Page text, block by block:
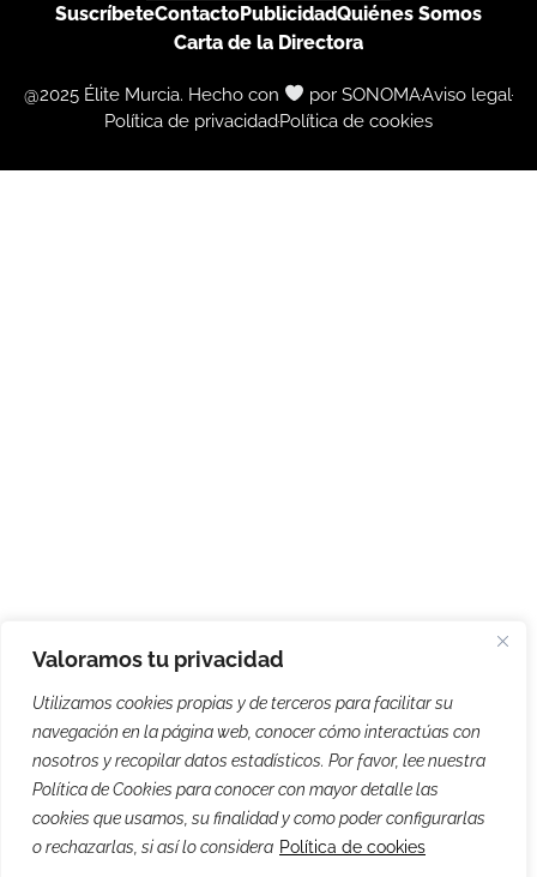
Valoramos tu privacidad
Utilizamos cookies propias y de terceros para facilitar su
navegación en la página web, conocer cómo interactúas con
nosotros y recopilar datos estadísticos. Por favor, lee nuestra
Política de Cookies para conocer con mayor detalle las
cookies que usamos, su finalidad y como poder configurarlas
o rechazarlas, si así lo considera Política de cookies
SuscríbeteContactoPublicidadQuiénes Somos
Carta de la Directora
@2025 Élite Murcia. Hecho con por SONOMAAviso legal
Política de privacidadPolítica de cookies